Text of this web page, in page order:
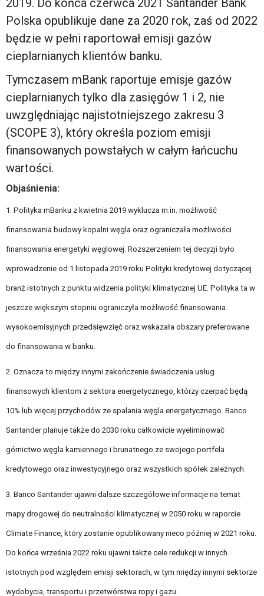
2019. Do końca czerwca 2021 Santander Bank
Polska opublikuje dane za 2020 rok, zaś od 2022
będzie w pełni raportował emisji gazów
cieplarnianych klientów banku.
Tymczasem mBank raportuje emisje gazów
cieplarnianych tylko dla zasięgów 1 i 2, nie
uwzględniając najistotniejszego zakresu 3
(SCOPE 3), który określa poziom emisji
finansowanych powstałych w całym łańcuchu
wartości.
Objaśnienia:
1. Polityka mBanku z kwietnia 2019 wyklucza m.in. możliwość
finansowania budowy kopalni węgla oraz ograniczała możliwości
finansowania energetyki węglowej. Rozszerzeniem tej decyzji było
wprowadzenie od 1 listopada 2019 roku Polityki kredytowej dotyczącej
branż istotnych z punktu widzenia polityki klimatycznej UE. Polityka ta w
jeszcze większym stopniu ograniczyła możliwość finansowania
wysokoemisyjnych przedsięwzięć oraz wskazała obszary preferowane
do finansowania w banku.
2. Oznacza to między innymi zakończenie świadczenia usług
finansowych klientom z sektora energetycznego, którzy czerpać będą
10% lub więcej przychodów ze spalania węgla energetycznego. Banco
Santander planuje także do 2030 roku całkowicie wyeliminować
górnictwo węgla kamiennego i brunatnego ze swojego portfela
kredytowego oraz inwestycyjnego oraz wszystkich spółek zależnych.
3. Banco Santander ujawni dalsze szczegółowe informacje na temat
mapy drogowej do neutralności klimatycznej w 2050 roku w raporcie
Climate Finance, który zostanie opublikowany nieco później w 2021 roku.
Do końca września 2022 roku ujawni także cele redukcji w innych
istotnych pod względem emisji sektorach, w tym między innymi sektorze
wydobycia, transportu i przetwórstwa ropy i gazu.